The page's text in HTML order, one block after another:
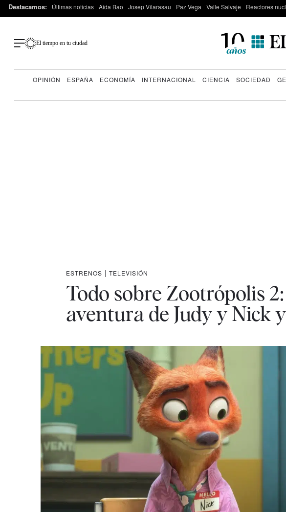
Destacamos: Últimas noticias Aída Bao Josep Vilarasau Paz Vega Valle Salvaje Reactores
El tiempo en tu ciudad
OPINIÓN ESPAÑA ECONOMÍA INTERNACIONAL CIENCIA SOCIEDAD
ESTRENOS | TELEVISIÓN
Todo sobre Zootrópolis
aventura de Judy y Nick